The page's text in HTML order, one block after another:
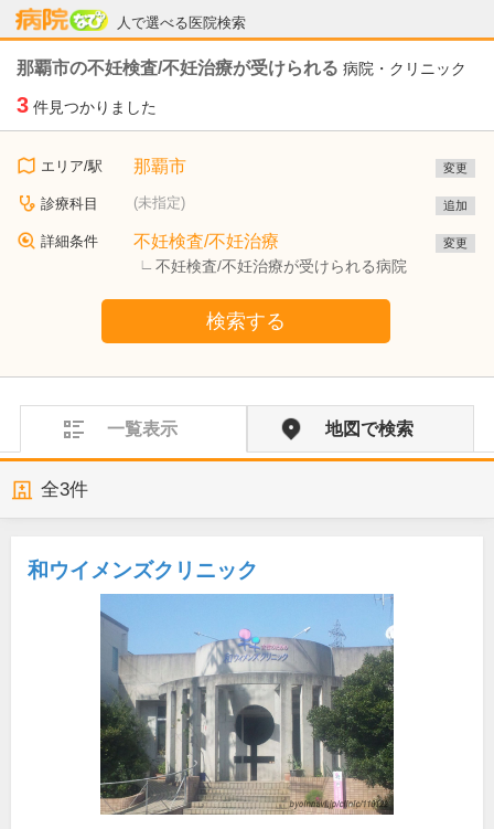
人で選べる医院検索
病院なび
那覇市の不妊検査/不妊治療が受けられる 病院・クリニック
3 件見つかりました
エリア/駅 那覇市 変更
診療科目 (未指定) 追加
詳細条件 不妊検査/不妊治療
不妊検査/不妊治療が受けられる病院
変更
検索する
一覧表示 地図で検索
全3件
和ウイメンズクリニック